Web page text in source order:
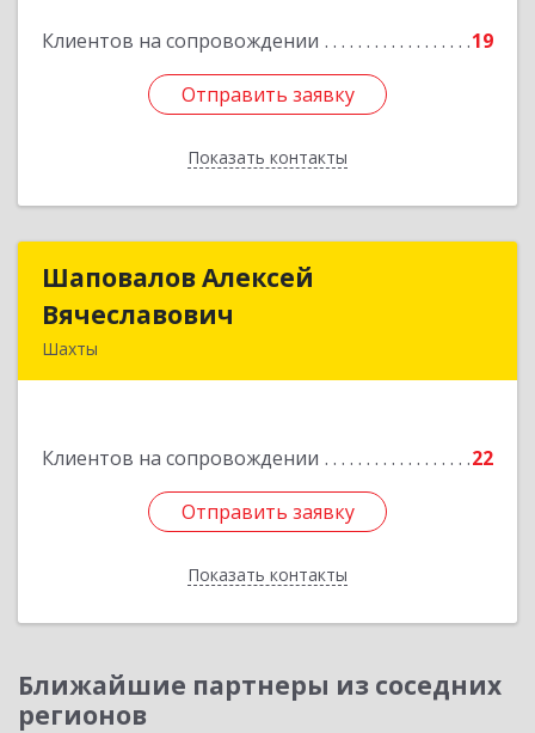
Клиентов на сопровождении 19
Отправить заявку
Показать контакты
Отправить заявку
Назад
Шаповалов Алексей
Вячеславович
Шахты
Клиентов на сопровождении 22
Отправить заявку
Показать контакты
Шаповалов Алексей
Отправить заявку
Назад
Ближайшие партнеры из соседних
регионов